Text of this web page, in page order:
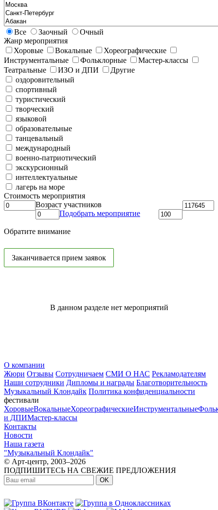
Все Заочный
Очный
Жанр мероприятия
Хоровые
Вокальные
Хореографические
Инструментальные
Фольклорные
Мастер-классы
Театральные
ИЗО и ДПИ
Другие
оздоровительный
спортивный
туристический
творческий
языковой
образовательные
танцевальный
международный
военно-патриотический
экскурсионный
интеллектуальные
лагерь на море
Стоимость мероприятия
Возраст участников
Подобрать мероприятие
Обратите внимание
Заканчивается прием заявок
В данном разделе нет мероприятий
О компании
Жюри Отзывы Сотрудничаем СМИ О НАС Рекламодателям
Наши сотрудники Дипломы и награды Благотворительность
Музыкальный Клондайк Политика конфиденциальности
фестивали
ХоровыеВокальныеХореографическиеИнструментальные
и ДПИМастер-классы
Контакты
Новости
Наша газета
"Музыкальный Клондайк"
© Арт-центр, 2003–2026
ПОДПИШИТЕСЬ НА СВЕЖИЕ ПРЕДЛОЖЕНИЯ
OK